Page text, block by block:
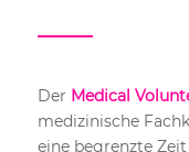
Der Medical
medizinische
eine begrenzte